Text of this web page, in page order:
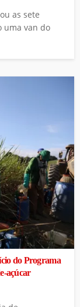
as sete
uma van do
do Programa
açúcar